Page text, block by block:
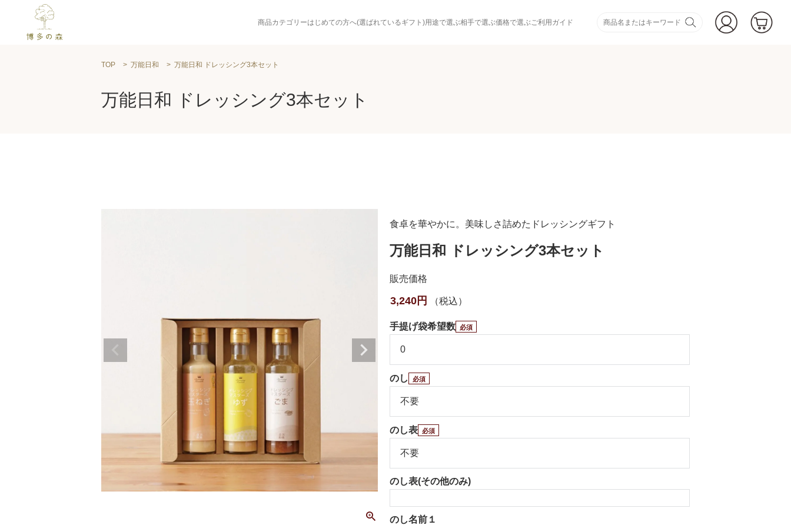
商品カテゴリーはじめての方へ(選ばれているギフト)用途で選ぶ相手で選ぶ価格で選ぶご利用ガイド
TOP 万能日和 万能日和 ドレッシング3本セット
万能日和 ドレッシング3本セット
食卓を華やかに。美味しさ詰めたドレッシングギフト
万能日和 ドレッシング3本セット
販売価格
3,240 税込
手提げ袋希望数
のし
のし表
のし表(その他のみ)
のし名前１